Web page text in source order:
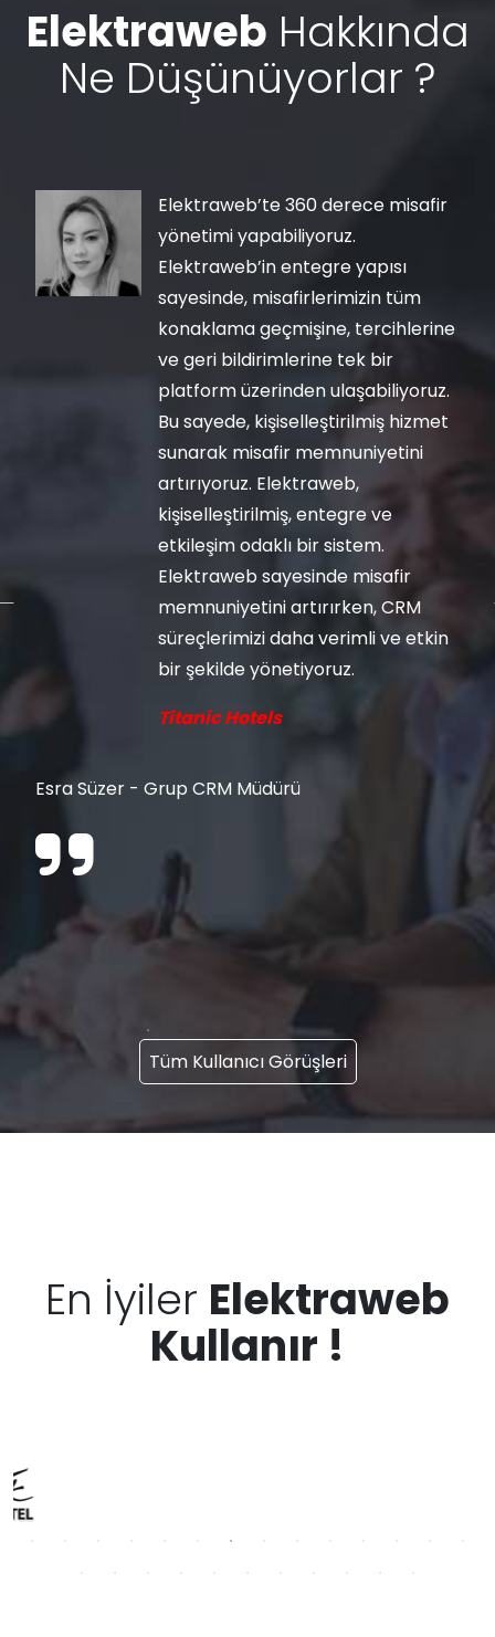
Elektraweb Hakkında
Ne Düşünüyorlar ?
Elektraweb’te 360 derece misafir
yönetimi yapabiliyoruz.
Elektraweb’in entegre yapısı
sayesinde, misafirlerimizin tüm
konaklama geçmişine, tercihlerine
ve geri bildirimlerine tek bir
platform üzerinden ulaşabiliyoruz.
Bu sayede, kişiselleştirilmiş hizmet
sunarak misafir memnuniyetini
artırıyoruz. Elektraweb,
kişiselleştirilmiş, entegre ve
etkileşim odaklı bir sistem.
Elektraweb sayesinde misafir
memnuniyetini artırırken, CRM
süreçlerimizi daha verimli ve etkin
bir şekilde yönetiyoruz.
Titanic Hotels
Esra Süzer - Grup CRM Müdürü
Tüm Kullanıcı Görüşleri
En İyiler Elektraweb
Kullanır !